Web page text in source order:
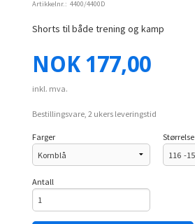
Artikkelnr.: 4400/4400D
Shorts til både trening og kamp
Pris
NOK 177,00
inkl. mva.
Bestillingsvare, 2 ukers leveringstid
Farger Størrelse
Antall